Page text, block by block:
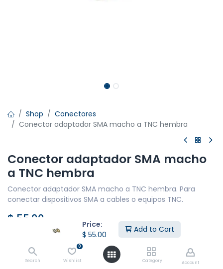
Price:
$ 55.00
Add to Cart
Search
0
Wishlist Category Account
Shop
Conectores
Conector adaptador SMA macho a TNC hembra
Conector adaptador SMA macho
a TNC hembra
Conector adaptador SMA macho a TNC hembra. Para
conectar dispositivos SMA a cables o equipos TNC.
$ 55.00
Agregar al Carrito